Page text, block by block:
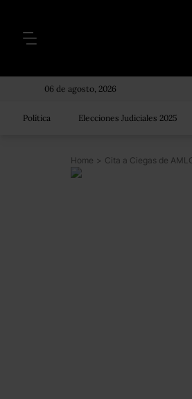
06 de agosto, 2026
Política Elecciones Judiciales 2025
Home > Cita a Ciegas de